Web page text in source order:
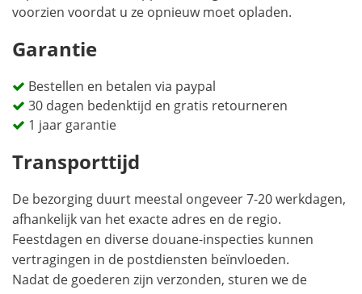
voorzien voordat u ze opnieuw moet opladen.
Garantie
Bestellen en betalen via paypal
30 dagen bedenktijd en gratis retourneren
1 jaar garantie
Transporttijd
De bezorging duurt meestal ongeveer 7-20 werkdagen,
afhankelijk van het exacte adres en de regio.
Feestdagen en diverse douane-inspecties kunnen
vertragingen in de postdiensten beïnvloeden.
Nadat de goederen zijn verzonden, sturen we de